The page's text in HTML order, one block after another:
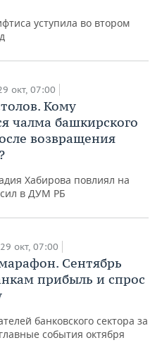
уступила во втором
окт, 07:00
Кому
чалма башкирского
возвращения
Хабирова повлиял на
сил в ДУМ РБ
29 окт, 07:00
Сентябрь
прибыль и спрос
банковского сектора за
события октября